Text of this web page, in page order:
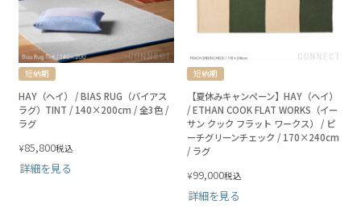
短納期
HAY（ヘイ） / BIAS RUG（バイアス
ラグ）TINT / 140×200cm / 全3色 /
ラグ
¥85,800税込
詳細を見る
短納期
【夏休みキャンペーン】HAY（ヘイ）
/ ETHAN COOK FLAT WORKS（イー
サン クック フラット ワークス） / ピ
ーチグリーンチェック / 170×240cm
/ ラグ
¥99,000税込
詳細を見る